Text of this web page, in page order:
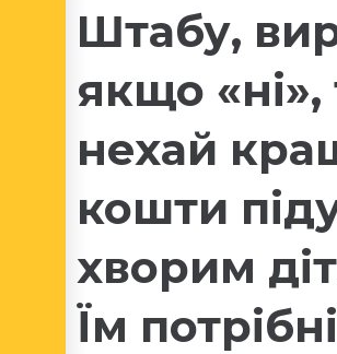
Штабу,
якщо «ні»,
нехай
кошти
хворим
Їм